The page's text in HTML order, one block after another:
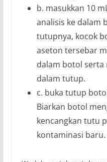
b. masukkan 10
analisis ke dalam
tutupnya, kocok
aseton tersebar
dalam botol serta
dalam tutup.
c. buka tutup
Biarkan botol
kencangkan tutu
kontaminasi baru.